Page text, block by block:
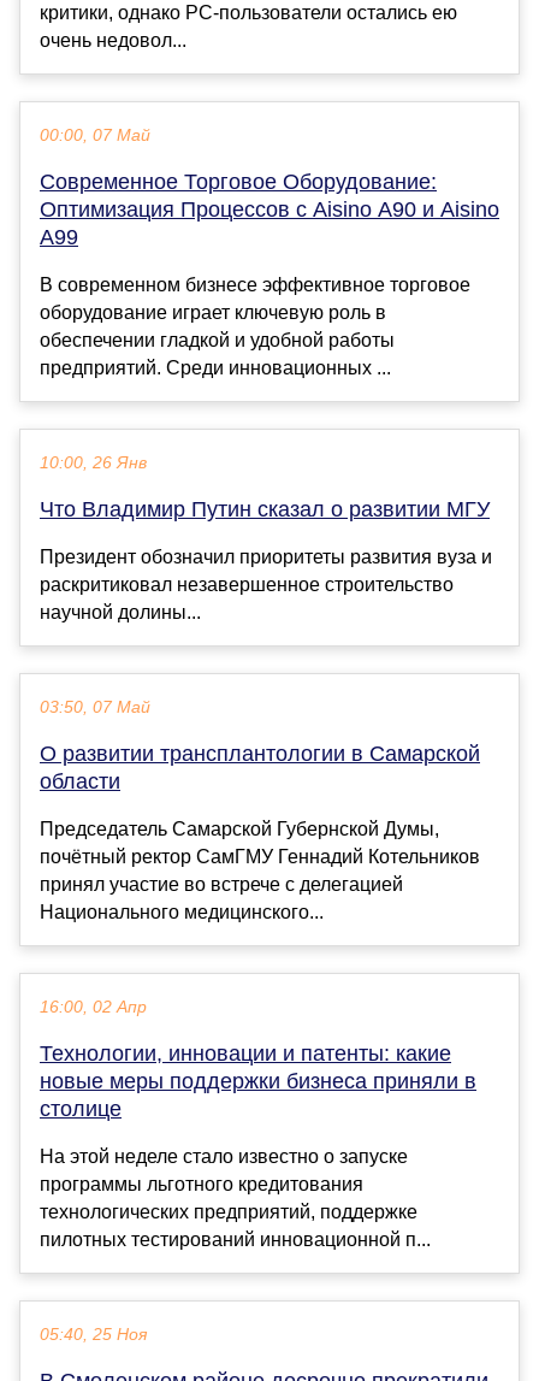
критики, однако PC-пользователи остались ею
очень недовол...
00:00, 07 Май
Современное Торговое Оборудование:
Оптимизация Процессов с Aisino A90 и Aisino
A99
В современном бизнесе эффективное торговое
оборудование играет ключевую роль в
обеспечении гладкой и удобной работы
предприятий. Среди инновационных ...
10:00, 26 Янв
Что Владимир Путин сказал о развитии МГУ
Президент обозначил приоритеты развития вуза и
раскритиковал незавершенное строительство
научной долины...
03:50, 07 Май
О развитии трансплантологии в Самарской
области
Председатель Самарской Губернской Думы,
почётный ректор СамГМУ Геннадий Котельников
принял участие во встрече с делегацией
Национального медицинского...
16:00, 02 Апр
Технологии, инновации и патенты: какие
новые меры поддержки бизнеса приняли в
столице
На этой неделе стало известно о запуске
программы льготного кредитования
технологических предприятий, поддержке
пилотных тестирований инновационной п...
05:40, 25 Ноя